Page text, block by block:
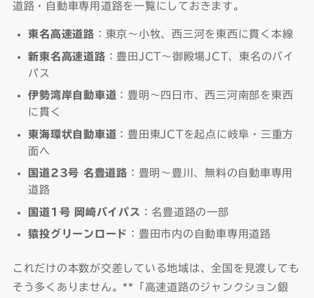
道路・自動車専用道路を一覧にしておきます。
東名高速道路 ：東京〜小牧、西三河を東西に貫く本線
新東名高速道路 ：豊田JCT〜御殿場JCT、東名のバイ
パス
伊勢湾岸自動車道 ：豊明〜四日市、西三河南部を東西
に貫く
東海環状自動車道 ：豊田東JCTを起点に岐阜・三重方
面へ
国道23号 名豊道路 ：豊明〜豊川、無料の自動車専用
道路
国道1号 岡崎バイパス ：名豊道路の一部
猿投グリーンロード ：豊田市内の自動車専用道路
これだけの本数が交差している地域は、全国を見渡しても
そう多くありません。**「高速道路のジャンクション銀